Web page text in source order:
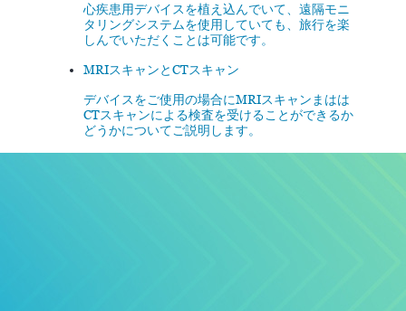
心疾患用デバイスを植え込んでいて、遠隔モニ
タリングシステムを使用していても、旅行を楽
しんでいただくことは可能です。
MRIスキャンとCTスキャン
デバイスをご使用の場合にMRIスキャンまはは
CTスキャンによる検査を受けることができるか
どうかについてご説明します。